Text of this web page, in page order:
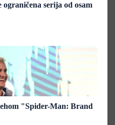
serija od osam
"Spider-Man: Brand